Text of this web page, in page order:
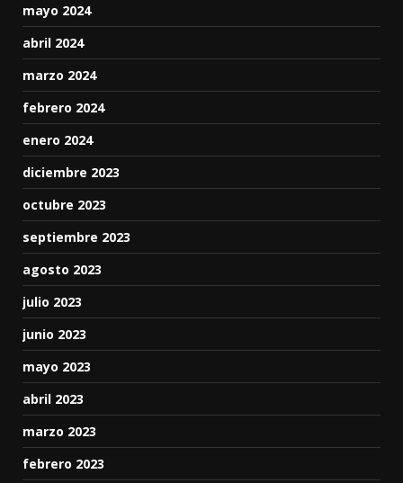
mayo 2024
abril 2024
marzo 2024
febrero 2024
enero 2024
diciembre 2023
octubre 2023
septiembre 2023
agosto 2023
julio 2023
junio 2023
mayo 2023
abril 2023
marzo 2023
febrero 2023